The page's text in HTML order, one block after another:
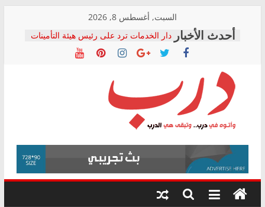
content
السبت, أغسطس 8, 2026
دار الخدمات ترد على رئيس هيئة التأمينات
بعد مؤتمره الصحفي: إنكار الأزمة لا ينهي
معاناة أصحاب المعاشات.. ونطالب بكشف
فرحات سليمان يكتب: القطاع الصحي إلى
أين؟
حزب التحالف الشعبي يطلق لجنة “الحق
في الصحة” بالإسكندرية لرصد الانتهاكات
ودعم المرضى
الوزاري لمدينة الصحفيين.. وانتهاء أعمال
إنشاء المبنى الإداري
المجلس القومي لحقوق الإنسان يعلن
متابعة قضية الدكتور محمد زهران.. ويؤكد:
قرينة البراءة وضمانات المحاكمة العادلة
درب
وأتوه
درب..
وتبقى
هي